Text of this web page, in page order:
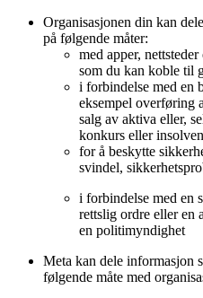
Organisasjonen din kan
på følgende måter:
med apper,
som du kan koble til
i forbindelse med en
eksempel overføring
salg av aktiva eller,
konkurs eller
for å beskytte
svindel,
i forbindelse med en
rettslig ordre eller en
en politimyndighet
Meta kan dele informasjon
følgende måte med